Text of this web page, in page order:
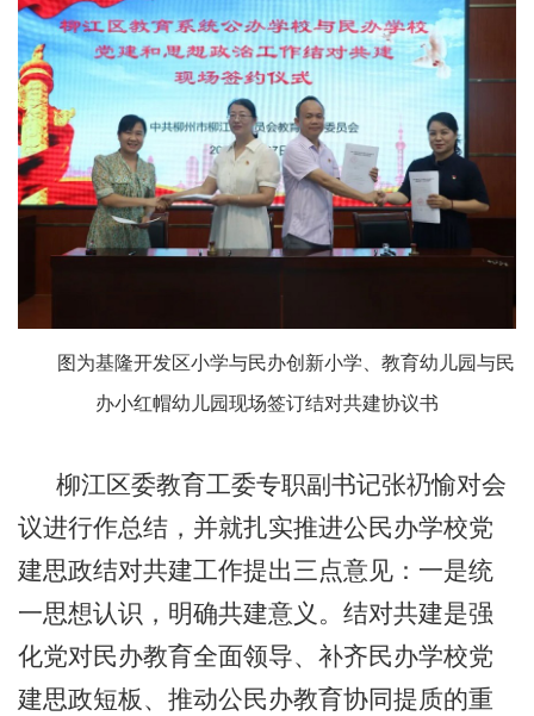
图为基隆开发区小学与民办创新小学、教育幼儿园与民
办小红帽幼儿园现场签订结对共建协议书
柳江区委教育工委专职副书记张礽愉对会
议进行作总结，并就扎实推进公民办学校党
建思政结对共建工作提出三点意见：一是统
一思想认识，明确共建意义。结对共建是强
化党对民办教育全面领导、补齐民办学校党
建思政短板、推动公民办教育协同提质的重